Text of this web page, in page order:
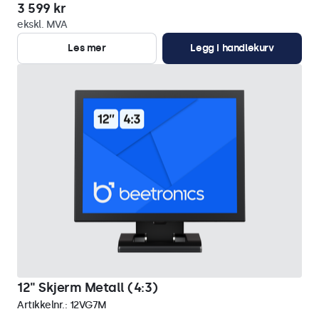
3 599 kr
ekskl. MVA
Les mer
Legg i handlekurv
12" Skjerm Metall (4:3)
Artikkelnr.: 12VG7M